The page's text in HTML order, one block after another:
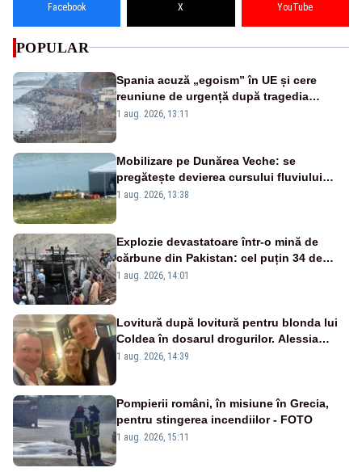
Facebook X YouTube
POPULAR
Spania acuză „egoism” în UE și cere
reuniune de urgență după tragedia
migranților din Ceuta. Zeci de oameni au
1 aug. 2026, 13:11
Mobilizare pe Dunărea Veche: se
pregătește devierea cursului fluviului
către Cernavodă – VIDEO
1 aug. 2026, 13:38
Explozie devastatoare într-o mină de
cărbune din Pakistan: cel puțin 34 de
morți - VIDEO
1 aug. 2026, 14:01
Lovitură după lovitură pentru blonda lui
Coldea în dosarul drogurilor. Alessia
Păcuraru explică decizia magistraților
1 aug. 2026, 14:39
Pompierii români, în misiune în Grecia,
pentru stingerea incendiilor - FOTO
1 aug. 2026, 15:11